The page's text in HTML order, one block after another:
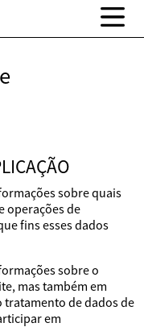
sobre quais
operações de
fins esses dados
sobre o
mas também em
de dados de
em